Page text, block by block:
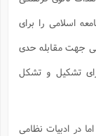
اسلامی را برای
جهت مقابله حدی
تشکیل و تشکل
در ادبیات نظامی